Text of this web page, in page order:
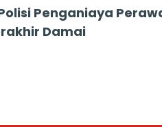
Penganiaya
Damai